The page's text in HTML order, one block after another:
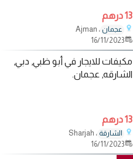
13 درهم
عجمان ، Ajman
16/11/2023
مكيفات للايجار في أبو ظبي, دبي,
الشارقه, عجمان.
13 درهم
الشارقة ، Sharjah
16/11/2023